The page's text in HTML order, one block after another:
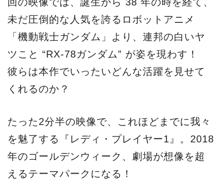
未だ圧倒的な人気を誇るロボットアニメ
「機動戦士ガンダム」より、連邦の白いヤ
ツこと “RX-78ガンダム” が姿を現わす！
彼らは本作でいったいどんな活躍を見せて
くれるのか？
たった2分半の映像で、これほどまでに我々
を魅了する『レディ・プレイヤー1』。2018
年のゴールデンウィーク、劇場が想像を超
えるテーマパークになる！